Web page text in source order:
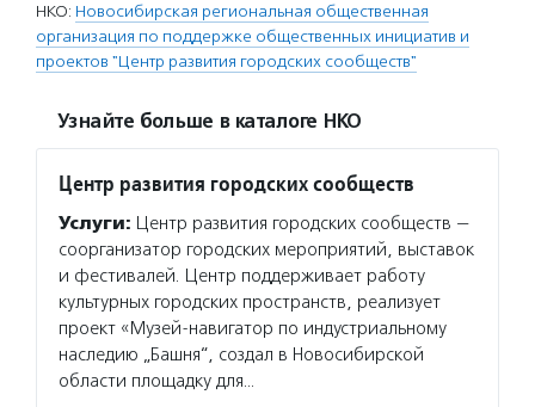
НКО: Новосибирская региональная общественная
организация по поддержке общественных инициатив и
проектов "Центр развития городских сообществ"
Узнайте больше в каталоге НКО
Центр развития городских сообществ
Услуги: Центр развития городских сообществ —
соорганизатор городских мероприятий, выставок
и фестивалей. Центр поддерживает работу
культурных городских пространств, реализует
проект «Музей-навигатор по индустриальному
наследию „Башня“, создал в Новосибирской
области площадку для…